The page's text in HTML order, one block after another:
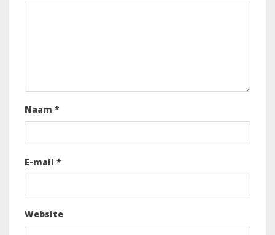
Naam *
E-mail *
Website